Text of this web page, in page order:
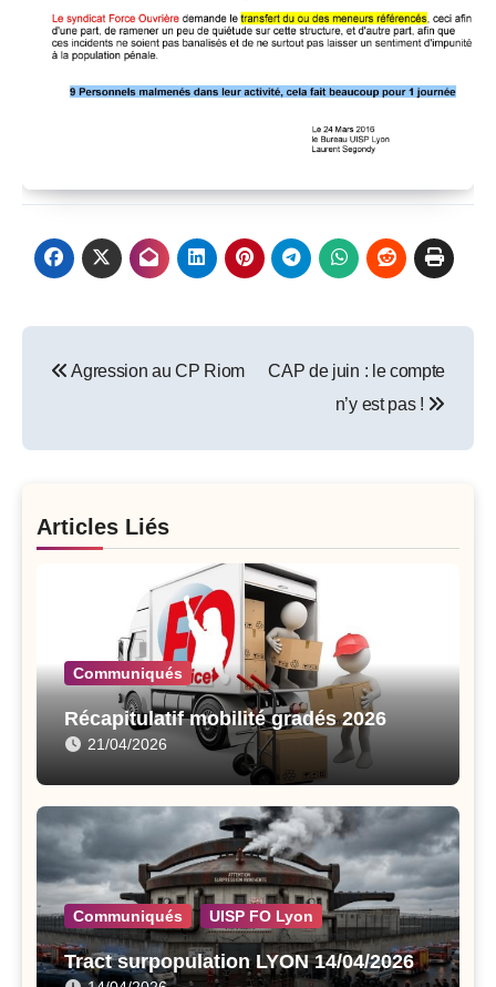
navigation
Agression au CP Riom
CAP de juin : le compte
n’y est pas !
Articles Liés
Communiqués
Récapitulatif mobilité gradés 2026
21/04/2026
Communiqués UISP FO Lyon
Tract surpopulation LYON 14/04/2026